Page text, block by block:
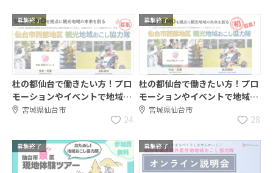
募集終了
杜の都仙台で働きたい方！プロ
モーションやイベントで地域と
共に観光を盛り上げていきませ
宮城県仙台市
24
募集終了
杜の都仙台で働きたい方！プロ
モーションやイベントで地域と
共に観光を盛り上げていきませ
宮城県仙台市
28
募集終了 募集終了